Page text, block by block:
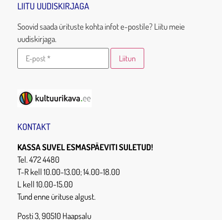
LIITU UUDISKIRJAGA
Soovid saada ürituste kohta infot e-postile? Liitu meie
uudiskirjaga.
KONTAKT
KASSA SUVEL ESMASPÄEVITI SULETUD!
Tel. 472 4480
T-R kell 10.00-13.00; 14.00-18.00
L kell 10.00-15.00
Tund enne ürituse algust.
Posti 3, 90510 Haapsalu